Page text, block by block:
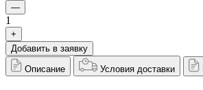
—
1
+
Добавить в заявку
Описание
Условия доставки